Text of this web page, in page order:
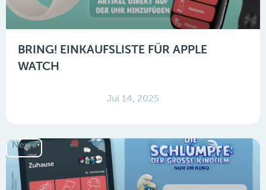
BRING! EINKAUFSLISTE FÜR APPLE
WATCH
Jul 14, 2025
News